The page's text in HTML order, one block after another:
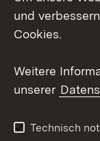
Mastodon
Youtube
Kontakt
Barrierefreiheit
und
Cookies.
Weitere
unserer
Technisch